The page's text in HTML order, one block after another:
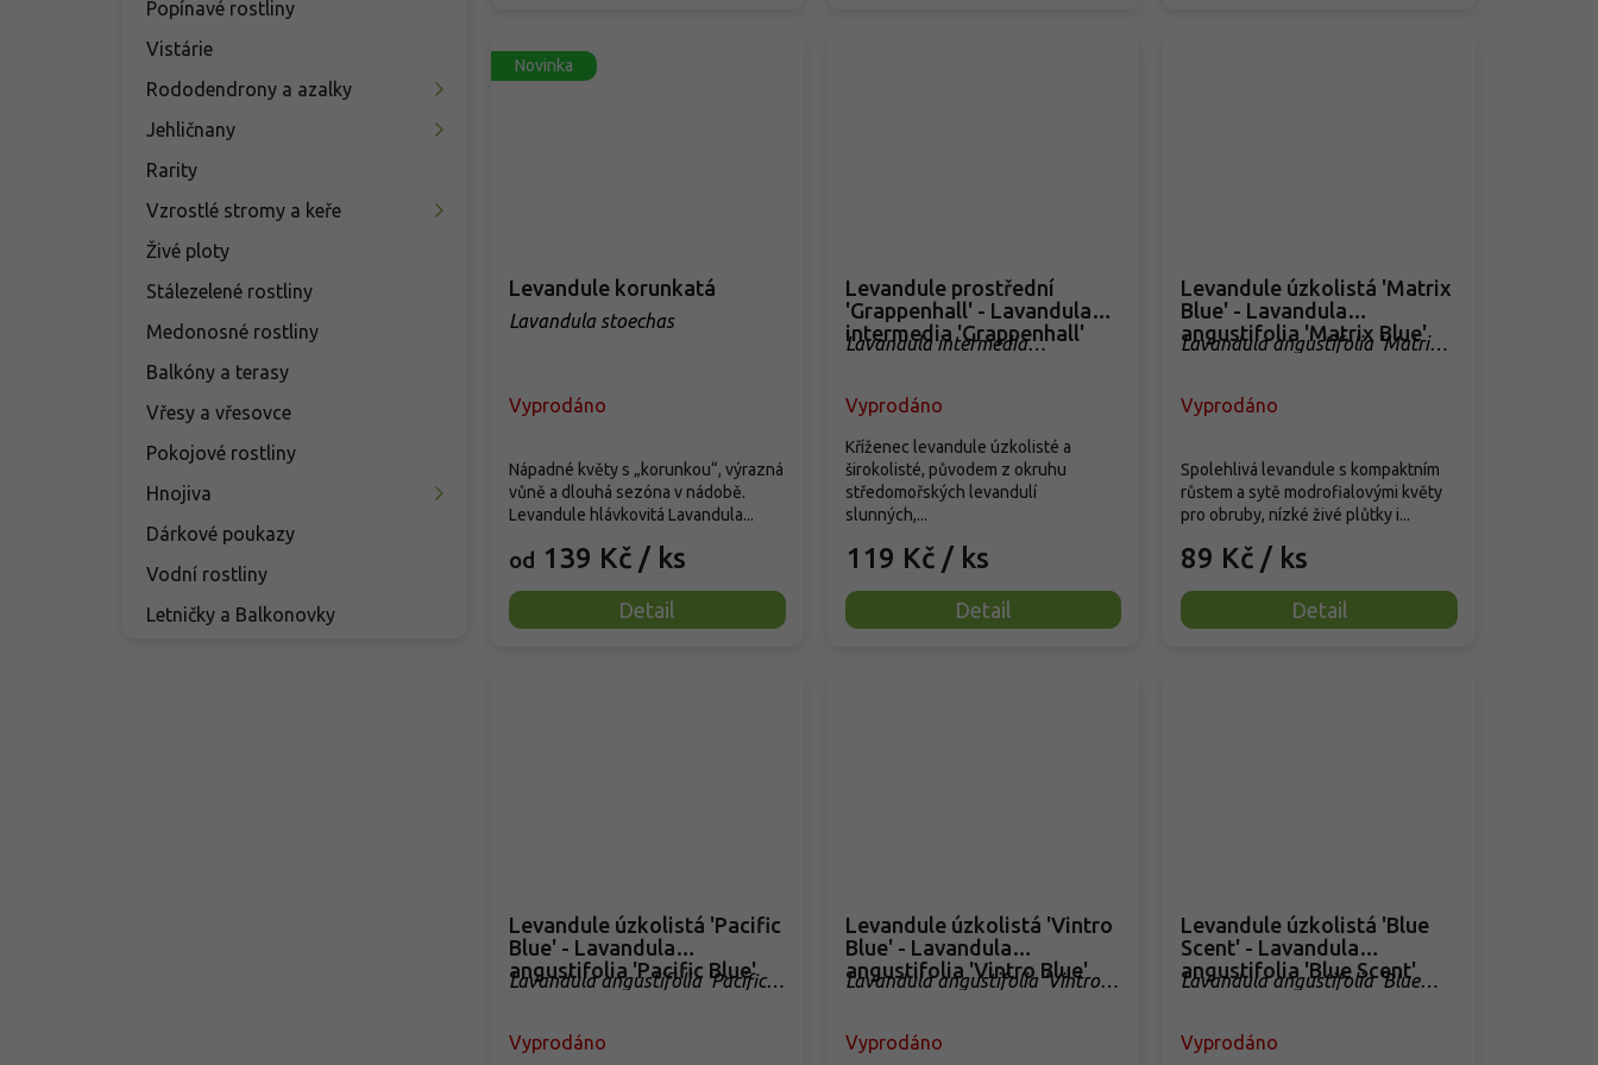
Popínavé rostliny
Vistárie
Rododendrony a azalky
Jehličnany
Rarity
Vzrostlé stromy a keře
Živé ploty
Stálezelené rostliny
Medonosné rostliny
Balkóny a terasy
Vřesy a vřesovce
Pokojové rostliny
Hnojiva
Dárkové poukazy
Vodní rostliny
Letničky a Balkonovky
Novinka
Levandule korunkatá
Lavandula stoechas
Vyprodáno
od 139 Kč / ks
Detail
Nápadné květy s „korunkou“, výrazná
vůně a dlouhá sezóna v nádobě.
Levandule hlávkovitá Lavandula...
Levandule prostřední
'Grappenhall' - Lavandula
intermedia 'Grappenhall'
Lavandula intermedia
Vyprodáno
119 Kč / ks
Detail
Kříženec levandule úzkolisté a
širokolisté, původem z okruhu
středomořských levandulí
slunných,...
Levandule úzkolistá 'Matrix
Blue' - Lavandula
angustifolia 'Matrix Blue'
Lavandula angustifolia 'Matrix
Vyprodáno
89 Kč / ks
Detail
Spolehlivá levandule s kompaktním
růstem a sytě modrofialovými květy
pro obruby, nízké živé plůtky i...
Levandule úzkolistá 'Pacific
Blue' - Lavandula
angustifolia 'Pacific Blue'
Lavandula angustifolia 'Pacific
Vyprodáno
Levandule úzkolistá 'Vintro
Blue' - Lavandula
angustifolia 'Vintro Blue'
Lavandula angustifolia 'Vintro
Vyprodáno
Levandule úzkolistá 'Blue
Scent' - Lavandula
angustifolia 'Blue Scent'
Lavandula angustifolia 'Blue
Vyprodáno